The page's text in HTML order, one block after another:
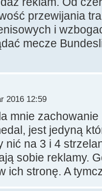
przewijania
i
mecze
2016 12:59
mnie
jest jedyną
nić na 3 i 4
sobie reklamy.
ich stronę. A